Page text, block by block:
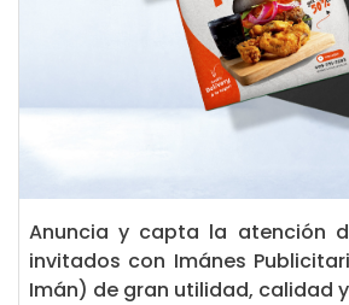
Anuncia y capta la atención
invitados con Imánes
Imán) de gran utilidad, calidad